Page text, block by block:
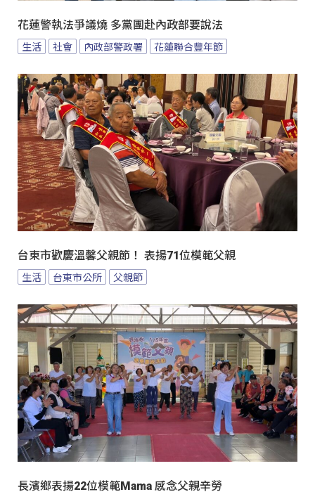
花蓮警執法爭議燒 多黨團赴內政部要說法
生活 社會 內政部警政署 花蓮聯合豐年節
台東市歡慶溫馨父親節！ 表揚71位模範父親
生活 台東市公所 父親節
長濱鄉表揚22位模範Mama 感念父親辛勞